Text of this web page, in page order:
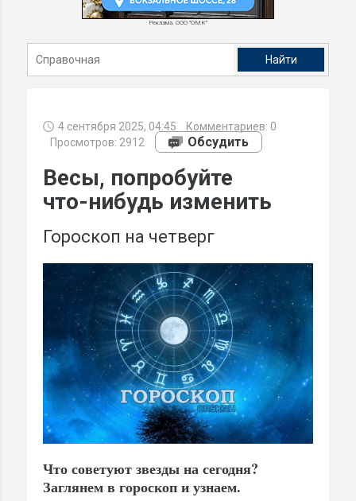
Реклама. ООО "ОМК"
4 сентября 2025, 04:45 Комментариев: 0
Просмотров: 2912
Обсудить
Весы, попробуйте
что-нибудь изменить
Гороскоп на четверг
Что советуют звезды на сегодня?
Заглянем в гороскоп и узнаем.